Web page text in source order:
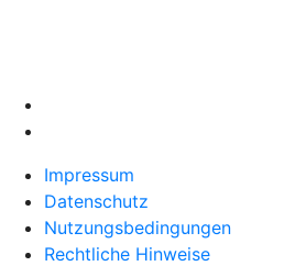
Impressum
Datenschutz
Nutzungsbedingungen
Rechtliche Hinweise